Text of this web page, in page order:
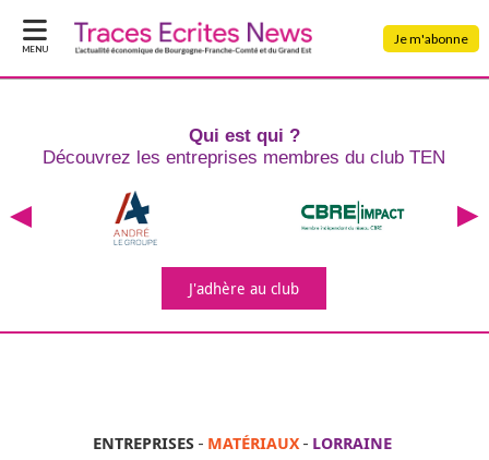
MENU
Je m'abonne
Qui est qui ?
Découvrez les entreprises membres du club TEN
J'adhèreau club
ENTREPRISES- MATÉRIAUX- LORRAINE